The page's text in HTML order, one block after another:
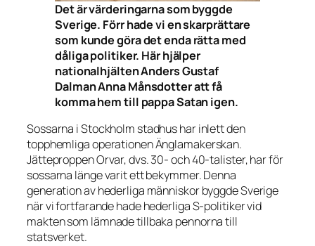
Det är värderingarna som byggde
Sverige. Förr hade vi en skarprättare
som kunde göra det enda rätta med
dåliga politiker. Här hjälper
nationalhjälten Anders Gustaf
Dalman Anna Månsdotter att få
komma hem till pappa Satan igen.
Sossarna i Stockholm stadhus har inlett den
topphemliga operationen Änglamakerskan.
Jätteproppen Orvar, dvs. 30- och 40-talister, har för
sossarna länge varit ett bekymmer. Denna
generation av hederliga människor byggde Sverige
när vi fortfarande hade hederliga S-politiker vid
makten som lämnade tillbaka pennorna till
statsverket.